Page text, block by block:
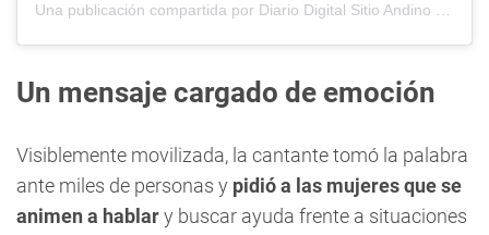
Un mensaje cargado de emoción
Visiblemente movilizada, la cantante tomó la palabra
ante miles de personas y pidió a las mujeres que se
animen a hablary buscar ayuda frente a situaciones